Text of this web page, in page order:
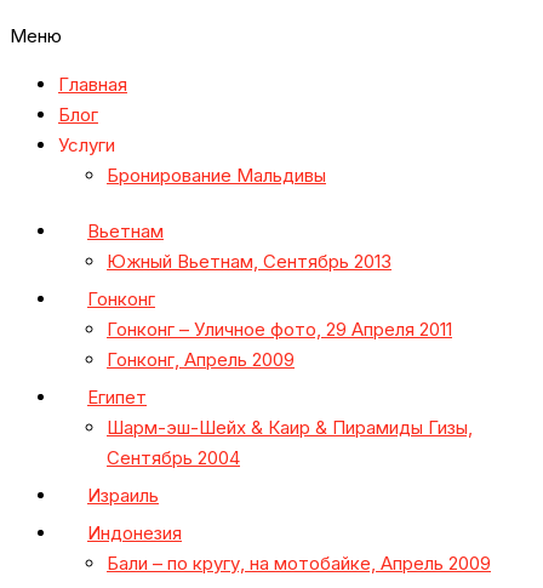
Меню
Главная
Блог
Услуги
Бронирование Мальдивы
Вьетнам
Южный Вьетнам, Сентябрь 2013
Гонконг
Гонконг – Уличное фото, 29 Апреля 2011
Гонконг, Апрель 2009
Египет
Шарм-эш-Шейх & Каир & Пирамиды Гизы,
Сентябрь 2004
Израиль
Индонезия
Бали – по кругу, на мотобайке, Апрель 2009